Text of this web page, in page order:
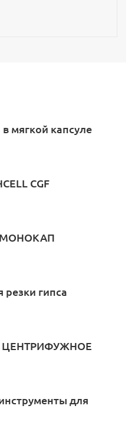
в мягкой капсуле
CGF
МОНОКАП
резки гипса
ЦЕНТРИФУЖНОЕ
для